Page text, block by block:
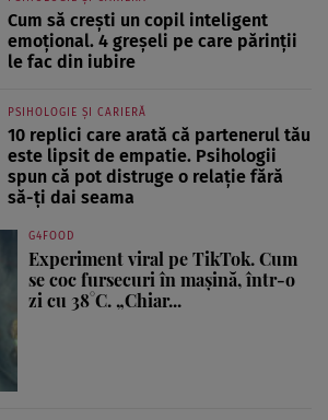
Cum să crești un copil inteligent
emoțional. 4 greșeli pe care părinții
le fac din iubire
PSIHOLOGIE ȘI CARIERĂ
10 replici care arată că partenerul tău
este lipsit de empatie. Psihologii
spun că pot distruge o relație fără
să-ți dai seama
G4FOOD
Experiment viral pe TikTok. Cum
se coc fursecuri în mașină, într-o
zi cu 38°C. „Chiar...